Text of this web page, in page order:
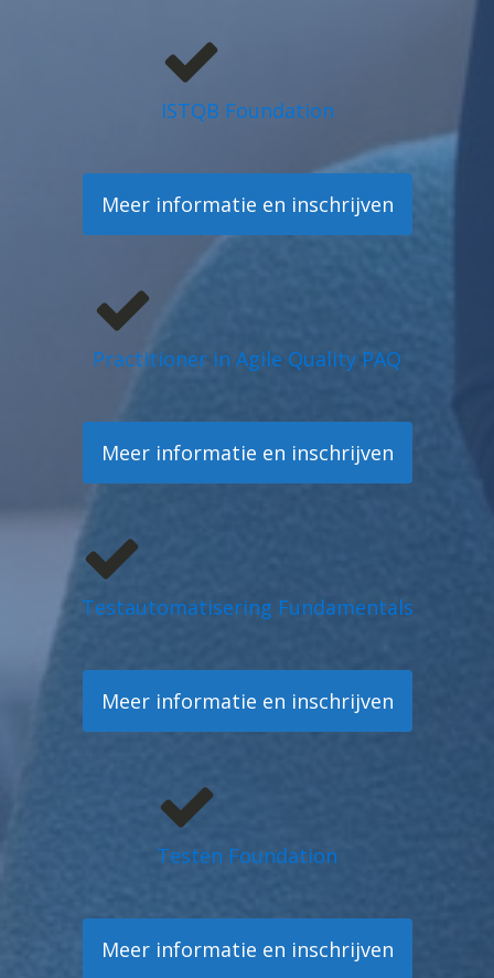
ISTQB Foundation
Meer informatie en inschrijven
Practitioner in Agile Quality PAQ
Meer informatie en inschrijven
Testautomatisering Fundamentals
Meer informatie en inschrijven
Testen Foundation
Meer informatie en inschrijven